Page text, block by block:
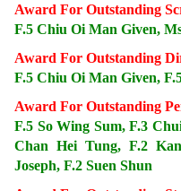
Award For Outstanding
F.5 Chiu Oi Man Given,
Award For Outstanding
F.5 Chiu Oi Man Given,
Award For Outstanding
F.5 So Wing Sum, F.3
Chan Hei Tung, F.2
Joseph, F.2 Suen Shun